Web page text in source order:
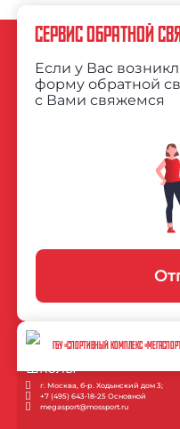
СЕРВИС ОБРАТНОЙ
Если у Вас
форму обратной
с Вами свяжемся
ГБУ «СПОРТИВНЫЙ КОМПЛЕКС
г. Москва, б-р. Ходынский дом 3;
+7 (495) 643-18-25 Основной
megasport@mossport.ru